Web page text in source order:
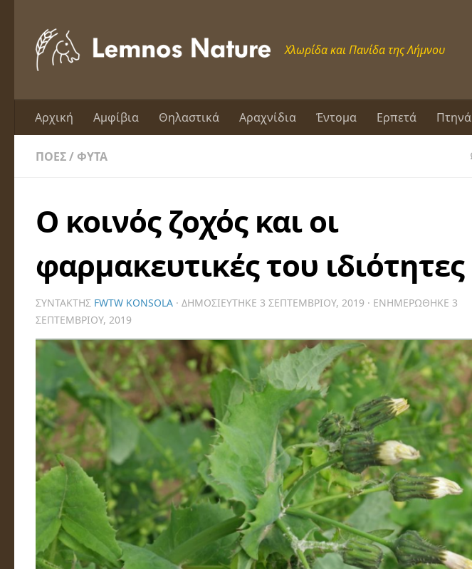
Χλωρίδα και Πανίδα της Λήμνου
Αρχική Αμφίβια Θηλαστικά Αραχνίδια Έντομα Ερπετά Πτηνά
ΠΌΕΣ/ ΦΥΤΆ
Ο κοινός ζοχός και οι
φαρμακευτικές του ιδιότητες
ΣΥΝΤΆΚΤΗΣ FWTW KONSOLA · ΔΗΜΟΣΙΕΎΤΗΚΕ 3 ΣΕΠΤΕΜΒΡΊΟΥ, 2019 · ΕΝΗΜΕΡΏΘΗΚΕ 3
ΣΕΠΤΕΜΒΡΊΟΥ, 2019